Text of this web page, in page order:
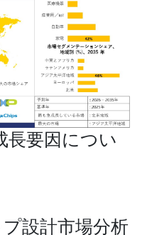
長要因につい
設計市場分析